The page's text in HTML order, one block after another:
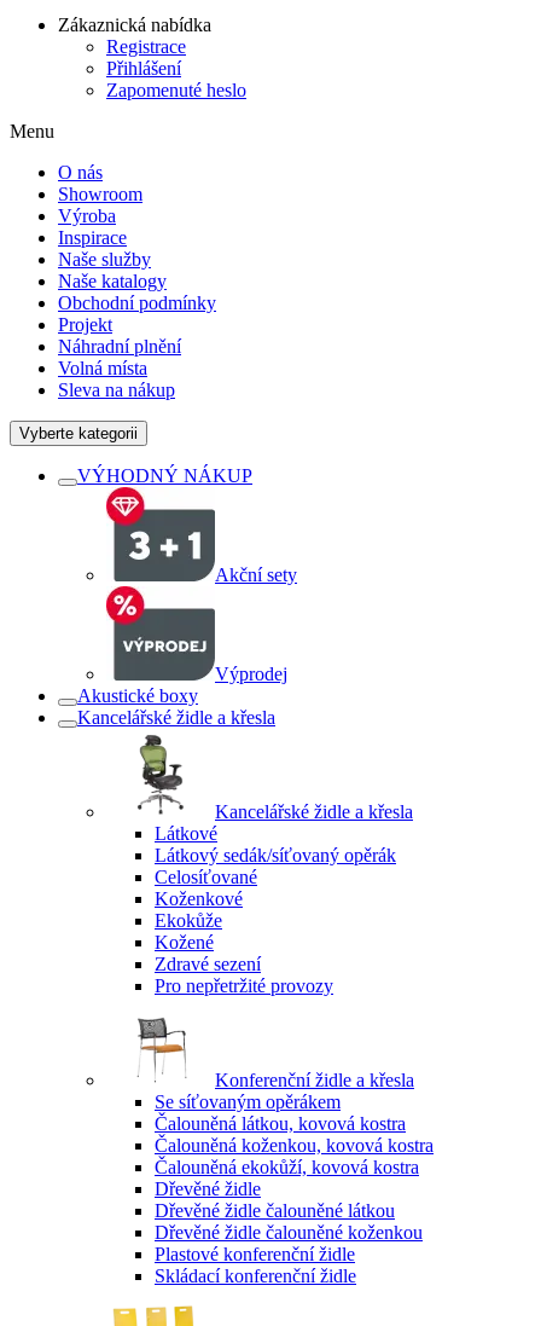
Zákaznická nabídka
Registrace
Přihlášení
Zapomenuté heslo
Menu
O nás
Showroom
Výroba
Inspirace
Naše služby
Naše katalogy
Obchodní podmínky
Projekt
Náhradní plnění
Volná místa
Sleva na nákup
Vyberte kategorii
VÝHODNÝ NÁKUP
Akční sety
Výprodej
Akustické boxy
Kancelářské židle a křesla
Kancelářské židle a křesla
Látkové
Látkový sedák/síťovaný opěrák
Celosíťované
Koženkové
Ekokůže
Kožené
Zdravé sezení
Pro nepřetržité provozy
Konferenční židle a křesla
Se síťovaným opěrákem
Čalouněná látkou, kovová kostra
Čalouněná koženkou, kovová kostra
Čalouněná ekokůží, kovová kostra
Dřevěné židle
Dřevěné židle čalouněné látkou
Dřevěné židle čalouněné koženkou
Plastové konferenční židle
Skládací konferenční židle